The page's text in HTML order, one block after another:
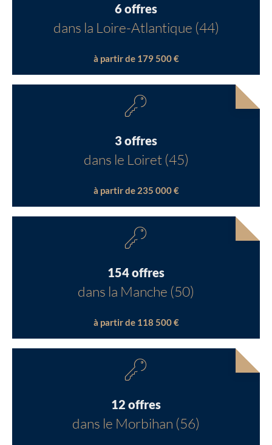
6 offres
dans la Loire-Atlantique (44)
à partir de 179 500 €
3 offres
dans le Loiret (45)
à partir de 235 000 €
154 offres
dans la Manche (50)
à partir de 118 500 €
12 offres
dans le Morbihan (56)